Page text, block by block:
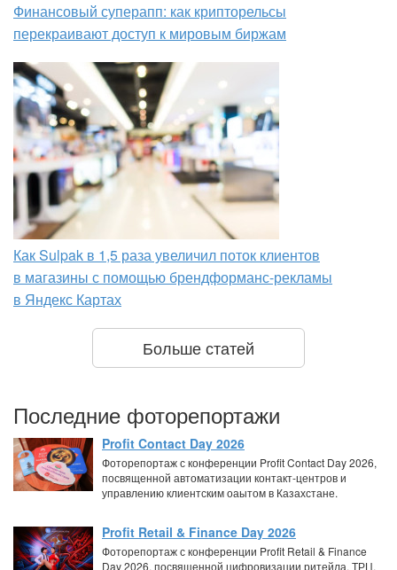
Финансовый суперапп: как крипторельсы
перекраивают доступ к мировым биржам
Как Sulpak в 1,5 раза увеличил поток клиентов
в магазины с помощью брендформанс-рекламы
в Яндекс Картах
Больше статей
Последние фоторепортажи
Profit Contact Day 2026
Фоторепортаж с конференции Profit Contact Day 2026,
посвященной автоматизации контакт-центров и
управлению клиентским оаытом в Казахстане.
Profit Retail & Finance Day 2026
Фоторепортаж с конференции Profit Retail & Finance
Day 2026, посвященной цифровизации ритейла, ТРЦ,